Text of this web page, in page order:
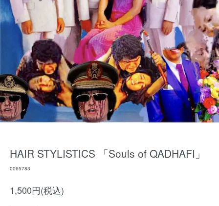
HAIR STYLISTICS 「Souls of QADHAFI」
0065783
1,500円(税込)